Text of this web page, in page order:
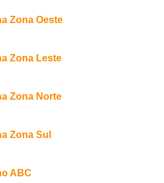
Zona Oeste
Zona Leste
Zona Norte
Zona Sul
ABC